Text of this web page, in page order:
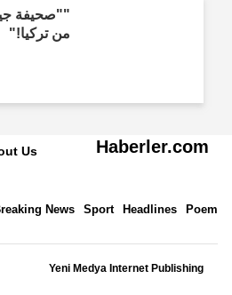
""صحيفة
من تركيا!"
Haberler.com
Us
Poem
Headlines
Sport
Breaking News
Yeni Medya Internet Publishing